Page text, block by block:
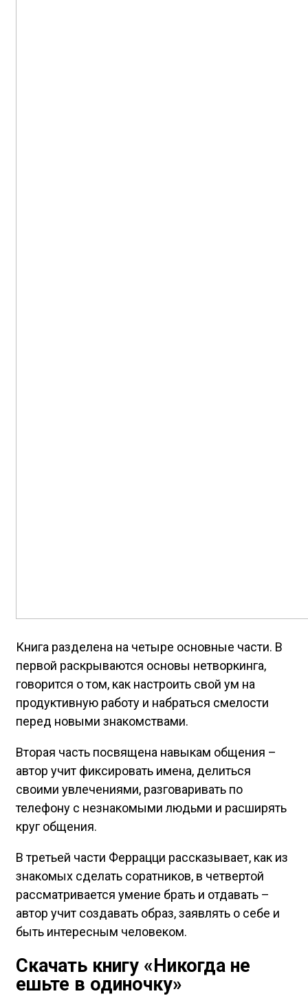
Книга разделена на четыре основные части. В
первой раскрываются основы нетворкинга,
говорится о том, как настроить свой ум на
продуктивную работу и набраться смелости
перед новыми знакомствами.
Вторая часть посвящена навыкам общения –
автор учит фиксировать имена, делиться
своими увлечениями, разговаривать по
телефону с незнакомыми людьми и расширять
круг общения.
В третьей части Феррацци рассказывает, как из
знакомых сделать соратников, в четвертой
рассматривается умение брать и отдавать –
автор учит создавать образ, заявлять о себе и
быть интересным человеком.
Скачать книгу «Никогда не
ешьте в одиночку»